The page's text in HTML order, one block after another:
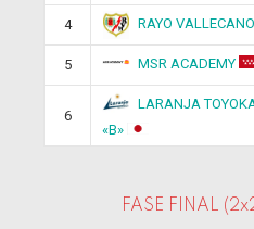
4 RAYO VALLECANO
5 MSR ACADEMY
6
LARANJA
«B»
FASE FINAL